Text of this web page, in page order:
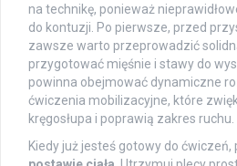
na technikę, ponieważ
do kontuzji. Po pierwsze, przed
zawsze warto przeprowadzić
przygotować mięśnie i stawy do
powinna obejmować dynamiczne
ćwiczenia mobilizacyjne, które
kręgosłupa i poprawią zakres ruchu.
Kiedy już jesteś gotowy do ćwiczeń,